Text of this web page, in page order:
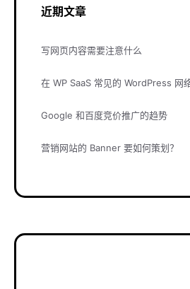
近期文章
写网页内容需要注意什么
在 WP SaaS 常见的 WordPress 网
Google 和百度竞价推广的趋势
营销网站的 Banner 要如何策划？